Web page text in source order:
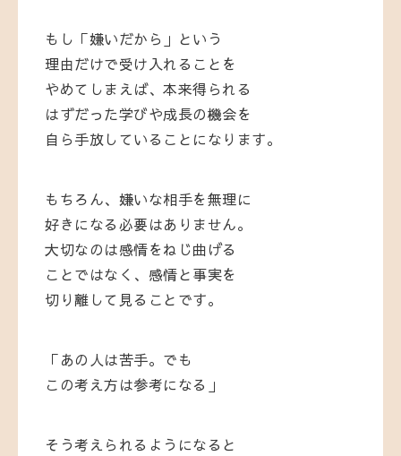
もし「嫌いだから」という
理由だけで受け入れることを
やめてしまえば、本来得られる
はずだった学びや成長の機会を
自ら手放していることになります。
もちろん、嫌いな相手を無理に
好きになる必要はありません。
大切なのは感情をねじ曲げる
ことではなく、感情と事実を
切り離して見ることです。
「あの人は苦手。でも
この考え方は参考になる」
そう考えられるようになると